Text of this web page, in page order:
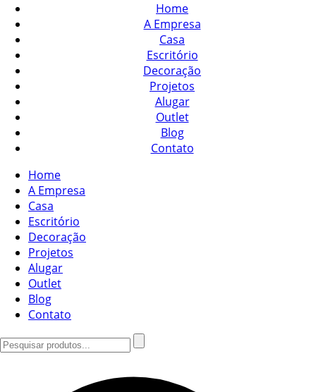
Home
A Empresa
Casa
Escritório
Decoração
Projetos
Alugar
Outlet
Blog
Contato
Home
A Empresa
Casa
Escritório
Decoração
Projetos
Alugar
Outlet
Blog
Contato